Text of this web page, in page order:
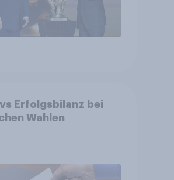
Erfolgsbilanz bei
Wahlen